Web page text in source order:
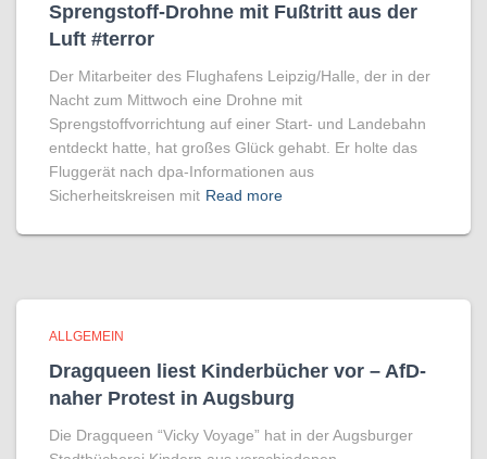
Sprengstoff-Drohne mit Fußtritt aus der
Luft #terror
Der Mitarbeiter des Flughafens Leipzig/Halle, der in der
Nacht zum Mittwoch eine Drohne mit
Sprengstoffvorrichtung auf einer Start- und Landebahn
entdeckt hatte, hat großes Glück gehabt. Er holte das
Fluggerät nach dpa-Informationen aus
Sicherheitskreisen mit Read more
ALLGEMEIN
Dragqueen liest Kinderbücher vor – AfD-
naher Protest in Augsburg
Die Dragqueen “Vicky Voyage” hat in der Augsburger